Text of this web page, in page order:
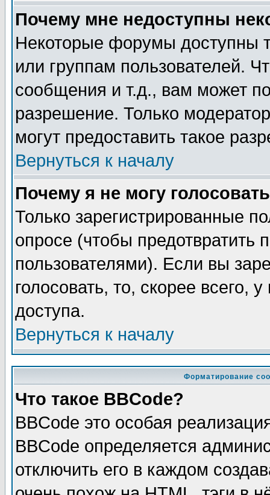
Почему мне недоступны
Некоторые форумы доступны
или группам пользователей.
сообщения и т.д., вам может
разрешение. Только
могут предоставить такое
Вернуться к началу
Почему я не могу
Только зарегистрированные
опросе (чтобы предотвратить
пользователями). Если вы
голосовать, то, скорее всего,
доступа.
Вернуться к началу
Форматирование
Что такое BBCode?
BBCode это особая
BBCode определяется
отключить его в каждом